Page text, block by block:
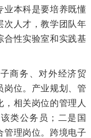
业本科是要培养既懂
次人才，教学团队年
合性实验室和实践基
商务、对外经济贸
岗位。产业规划、管
相关岗位的管理人
类公务员；二是国
管理岗位。跨境电子